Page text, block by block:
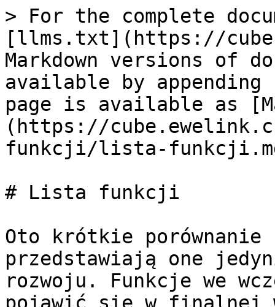
> For the complete
[llms.txt](https://
Markdown versions of
available by
page is available as
(https://
funkcji/lista-
# Lista funkcji
Oto krótkie
przedstawiają one
rozwoju. Funkcje we